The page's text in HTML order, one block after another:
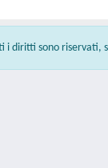
diritti sono riservati,